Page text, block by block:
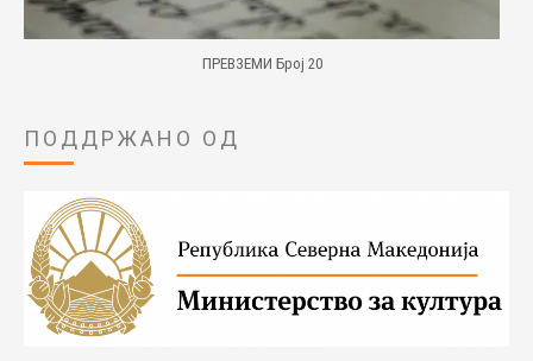
ПРЕВЗЕМИ Број 20
ПОДДРЖАНО ОД